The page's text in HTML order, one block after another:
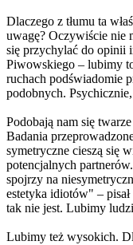
Dlaczego z tłumu ta
uwagę? Oczywiście nie
się przychylać do opinii
Piwowskiego – lubimy
ruchach podświadomie
podobnych.
Podobają nam się
Badania
symetryczne cieszą się
potencjalnych
spojrzy na
estetyka idiotów" –
tak nie jest. Lubimy
Lubimy też wysokich.